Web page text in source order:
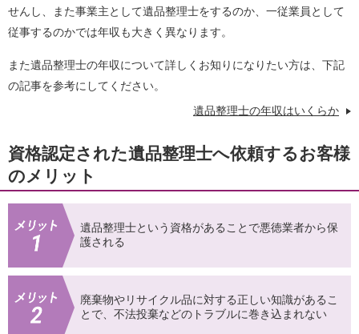
せんし、また事業主として遺品整理士をするのか、一従業員として
従事するのかでは年収も大きく異なります。
また遺品整理士の年収について詳しくお知りになりたい方は、下記
の記事を参考にしてください。
遺品整理士の年収はいくらか
資格認定された遺品整理士へ依頼するお客様
のメリット
遺品整理士という資格があることで悪徳業者から保
護される
廃棄物やリサイクル品に対する正しい知識があるこ
とで、不法投棄などのトラブルに巻き込まれない